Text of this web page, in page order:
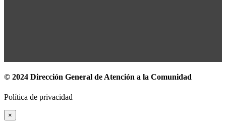
© 2024 Dirección General de Atención a la Comunidad
Política de privacidad
×